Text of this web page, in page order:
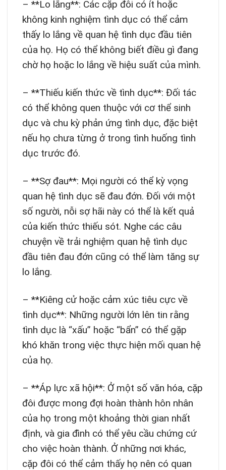
– **Lo lắng**: Các cặp đôi có ít hoặc
không kinh nghiệm tình dục có thể cảm
thấy lo lắng về quan hệ tình dục đầu tiên
của họ. Họ có thể không biết điều gì đang
chờ họ hoặc lo lắng về hiệu suất của mình.
– **Thiếu kiến thức về tình dục**: Đối tác
có thể không quen thuộc với cơ thể sinh
dục và chu kỳ phản ứng tình dục, đặc biệt
nếu họ chưa từng ở trong tình huống tình
dục trước đó.
– **Sợ đau**: Mọi người có thể kỳ vọng
quan hệ tình dục sẽ đau đớn. Đối với một
số người, nỗi sợ hãi này có thể là kết quả
của kiến thức thiếu sót. Nghe các câu
chuyện về trải nghiệm quan hệ tình dục
đầu tiên đau đớn cũng có thể làm tăng sự
lo lắng.
– **Kiêng cử hoặc cảm xúc tiêu cực về
tình dục**: Những người lớn lên tin rằng
tình dục là “xấu” hoặc “bẩn” có thể gặp
khó khăn trong việc thực hiện mối quan hệ
của họ.
– **Áp lực xã hội**: Ở một số văn hóa, cặp
đôi được mong đợi hoàn thành hôn nhân
của họ trong một khoảng thời gian nhất
định, và gia đình có thể yêu cầu chứng cứ
cho việc hoàn thành. Ở những nơi khác,
cặp đôi có thể cảm thấy họ nên có quan